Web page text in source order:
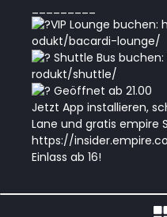
VIP Lounge buchen:
odukt/bacardi-lounge/
Shuttle Bus buchen:
rodukt/shuttle/
Geöffnet ab 21.00
Jetzt App installieren,
Lane und gratis empire
https://
Einlass ab 16!